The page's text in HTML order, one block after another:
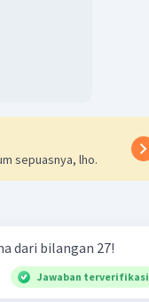
sepuasnya, lho.
dari bilangan 27!
Jawaban terverifikasi